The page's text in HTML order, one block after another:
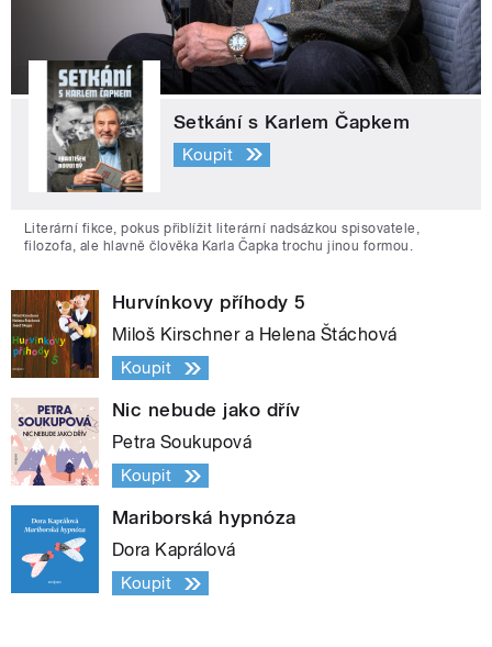
Setkání s Karlem Čapkem
Koupit
Literární fikce, pokus přiblížit literární nadsázkou spisovatele,
filozofa, ale hlavně člověka Karla Čapka trochu jinou formou.
Hurvínkovy příhody 5
Miloš Kirschner a Helena Štáchová
Koupit
Nic nebude jako dřív
Petra Soukupová
Koupit
Mariborská hypnóza
Dora Kaprálová
Koupit